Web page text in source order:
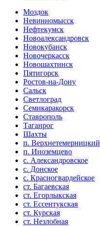
Моздок
Невинномысск
Нефтекумск
Новоалександровск
Новокубанск
Новочеркасск
Новошахтинск
Пятигорск
Ростов-на-Дону
Сальск
Светлоград
Семикаракорск
Ставрополь
Таганрог
Шахты
п. Верхнетемерницкий
п. Иноземцево
с. Александровское
с. Донское
с. Красногвардейское
ст. Багаевская
ст. Егорлыкская
ст. Ессентукская
ст. Курская
ст. Незлобная